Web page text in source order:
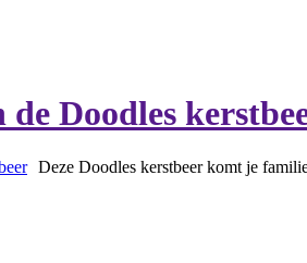
Doodles
Deze Doodles kerstbeer komt je